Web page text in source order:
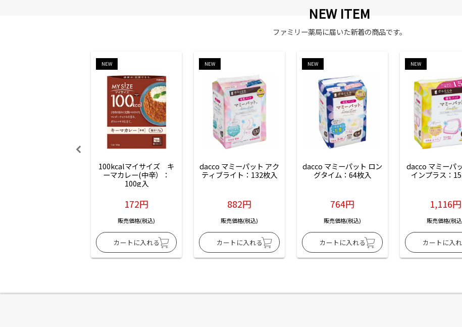
NEW ITEM
ファミリー薬局に届いた新着の商品です。
NEW
100kcalマイサイズ　キ
ーマカレー(中辛）：
100g入
172円
販売価格(税込)
NEW
dacco マミーパット アク
ティブライト：132枚入
882円
販売価格(税込)
NEW
dacco マミーパット ロン
グタイム：64枚入
764円
販売価格(税込)
NEW
dacco マミーパ
インプラス：
1,116円
販売価格(税